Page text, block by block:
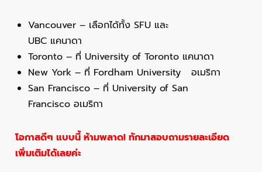
Vancouver – เลือกได้ทั้ง SFU และ
UBC แคนาดา
Toronto – ที่ University of Toronto แคนาดา
New York – ที่ Fordham University อเมริกา
San Francisco – ที่ University of San
Francisco อเมริกา
โอกาสดีๆ แบบนี้ ห้ามพลาด! ทักมาสอบถามรายละเอียด
เพิ่มเติมได้เลยค่ะ